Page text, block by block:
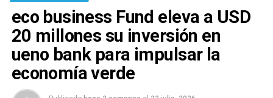
eco business Fund eleva a USD
20 millones su inversión en
ueno bank para impulsar la
economía verde